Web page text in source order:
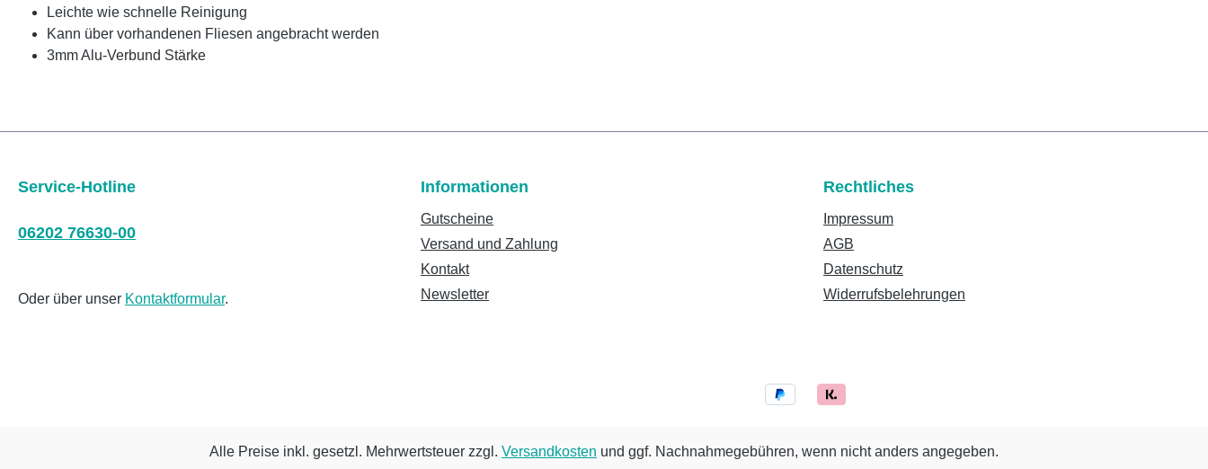
Leichte wie schnelle Reinigung
Kann über vorhandenen Fliesen angebracht werden
3mm Alu-Verbund Stärke
Service-Hotline
06202 76630-00
Oder über unser Kontaktformular.
Informationen
Gutscheine
Versand und Zahlung
Kontakt
Newsletter
Rechtliches
Impressum
AGB
Datenschutz
Widerrufsbelehrungen
Alle Preise inkl. gesetzl. Mehrwertsteuer zzgl. Versandkosten und ggf. Nachnahmegebühren, wenn nicht anders angegeben.